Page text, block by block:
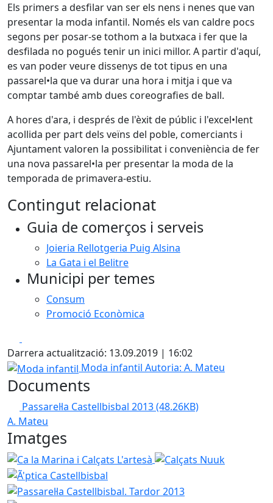
Els primers a desfilar van ser els nens i nenes que van
presentar la moda infantil. Només els van caldre pocs
segons per posar-se tothom a la butxaca i fer que la
desfilada no pogués tenir un inici millor. A partir d'aquí,
es van poder veure dissenys de tot tipus en una
passarel•la que va durar una hora i mitja i que va
comptar també amb dues coreografies de ball.
A hores d'ara, i després de l'èxit de públic i l'excel•lent
acollida per part dels veïns del poble, comerciants i
Ajuntament valoren la possibilitat i conveniència de fer
una nova passarel•la per presentar la moda de la
temporada de primavera-estiu.
Contingut relacionat
Guia de comerços i serveis
Joieria Rellotgeria Puig Alsina
La Gata i el Belitre
Municipi per temes
Consum
Promoció Econòmica
Darrera actualització: 13.09.2019 | 16:02
Moda infantil
Moda infantil Autoria: A. Mateu
Documents
Passarel·la Castellbisbal 2013(48.26KB)
A. Mateu
Imatges
Ca la Marina i Calçats L'artesà Calçats Nuuk
Passarel·la